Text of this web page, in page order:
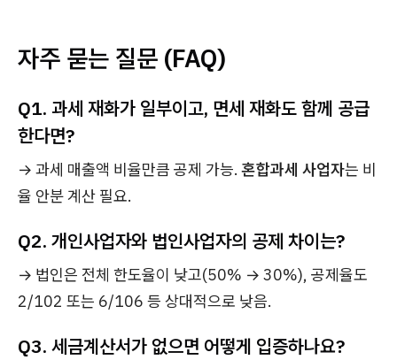
자주 묻는 질문 (FAQ)
Q1. 과세 재화가 일부이고, 면세 재화도 함께 공급
한다면?
→ 과세 매출액 비율만큼 공제 가능.혼합과세 사업자는 비
율 안분 계산 필요.
Q2. 개인사업자와 법인사업자의 공제 차이는?
→ 법인은 전체 한도율이 낮고(50% → 30%), 공제율도
2/102 또는 6/106 등 상대적으로 낮음.
Q3. 세금계산서가 없으면 어떻게 입증하나요?